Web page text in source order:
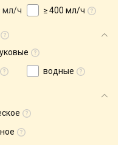
мл/ч
≥ 400 мл/ч
водные